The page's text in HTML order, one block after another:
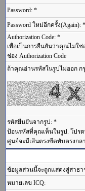
Password: *
Password ใหม่อีกครั้ง(Again): *
Authorization Code: *
เพื่อเป็นการยืนยันว่าคุณไม่ใ
ช่อง Authorization Code
ถ้าคุณอ่านรหัสในรูปไม่ออก
รหัสยืนยันจากรูป: *
ป้อนรหัสที่คุณเห็นในรูป. โปร
ศูนย์จะมีเส้นตรงขีดทับตรงกล
ข้อมูลส่วนนี้จะถูกแสดงสู่สาธ
หมายเลข ICQ: